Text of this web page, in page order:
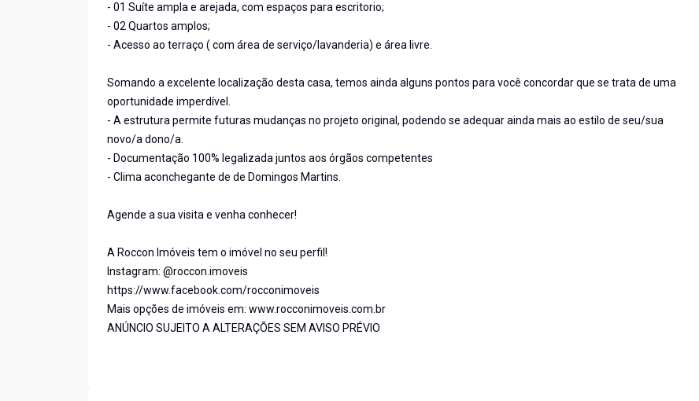
- 01 Suíte ampla e arejada, com espaços para escritorio;
- 02 Quartos amplos;
- Acesso ao terraço ( com área de serviço/lavanderia) e área livre.
Somando a excelente localização desta casa, temos ainda alguns pontos para você concordar que se trata de uma
oportunidade imperdível.
- A estrutura permite futuras mudanças no projeto original, podendo se adequar ainda mais ao estilo de seu/sua
novo/a dono/a.
- Documentação 100% legalizada juntos aos órgãos competentes
- Clima aconchegante de de Domingos Martins.
Agende a sua visita e venha conhecer!
A Roccon Imóveis tem o imóvel no seu perfil!
Instagram: @roccon.imoveis
https://www.facebook.com/rocconimoveis
Mais opções de imóveis em: www.rocconimoveis.com.br
ANÚNCIO SUJEITO A ALTERAÇÕES SEM AVISO PRÉVIO